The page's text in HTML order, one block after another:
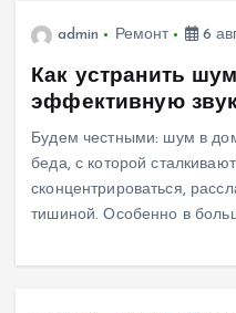
admin Ремонт 6
Как устранить
эффективную
Будем честными: шум в
беда, с которой
сконцентрироваться,
тишиной. Особенно в